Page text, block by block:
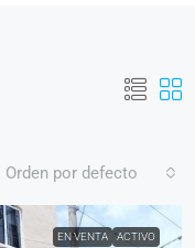
Orden por defecto
EN VENTA ACTIVO